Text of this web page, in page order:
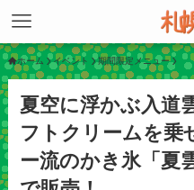
ホーム イベント 期間限定メニュー
夏空に浮かぶ入道
フトクリームを乗
ー流のかき氷「夏